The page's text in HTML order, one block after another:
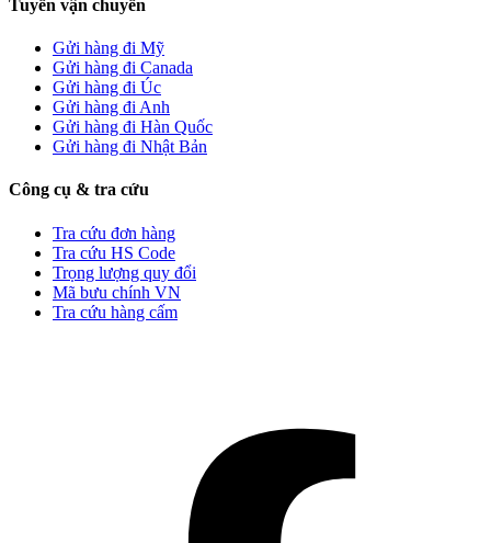
Tuyến vận chuyển
Gửi hàng đi Mỹ
Gửi hàng đi Canada
Gửi hàng đi Úc
Gửi hàng đi Anh
Gửi hàng đi Hàn Quốc
Gửi hàng đi Nhật Bản
Công cụ & tra cứu
Tra cứu đơn hàng
Tra cứu HS Code
Trọng lượng quy đổi
Mã bưu chính VN
Tra cứu hàng cấm